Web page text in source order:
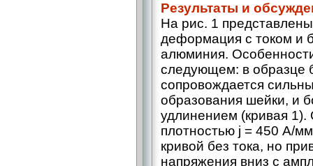
Результаты и
На рис. 1
деформация с током и
алюминия.
следующем: в образце
сопровождает­ся
образования шейки, и
удлинением (кривая
плотностью j = 450 А/
кривой без тока, но
напряжения вниз с